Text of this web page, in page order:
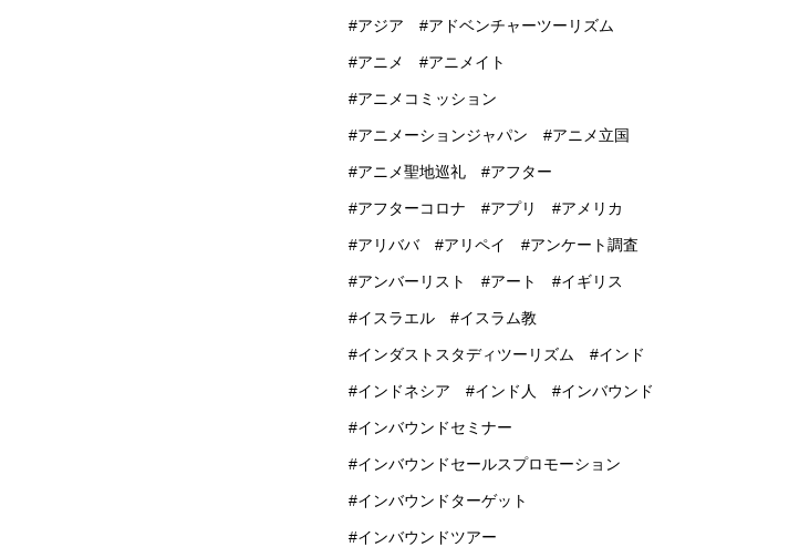
アジア アドベンチャーツーリズム
アニメ アニメイト
アニメコミッション
アニメーションジャパン アニメ立国
アニメ聖地巡礼 アフター
アフターコロナ アプリ アメリカ
アリババ アリペイ アンケート調査
アンバーリスト アート イギリス
イスラエル イスラム教
インダストスタディツーリズム インド
インドネシア インド人 インバウンド
インバウンドセミナー
インバウンドセールスプロモーション
インバウンドターゲット
インバウンドツアー